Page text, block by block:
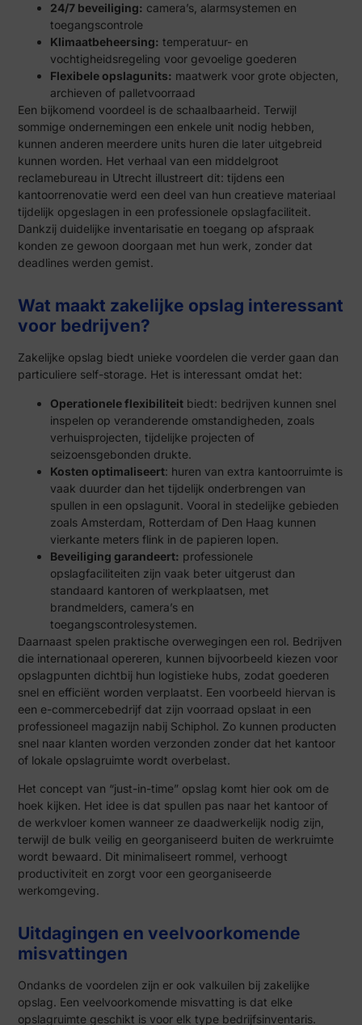
24/7 beveiliging: camera’s, alarmsystemen en
toegangscontrole
Klimaatbeheersing: temperatuur- en
vochtigheidsregeling voor gevoelige goederen
Flexibele opslagunits: maatwerk voor grote objecten,
archieven of palletvoorraad
Een bijkomend voordeel is de schaalbaarheid. Terwijl
sommige ondernemingen een enkele unit nodig hebben,
kunnen anderen meerdere units huren die later uitgebreid
kunnen worden. Het verhaal van een middelgroot
reclamebureau in Utrecht illustreert dit: tijdens een
kantoorrenovatie werd een deel van hun creatieve materiaal
tijdelijk opgeslagen in een professionele opslagfaciliteit.
Dankzij duidelijke inventarisatie en toegang op afspraak
konden ze gewoon doorgaan met hun werk, zonder dat
deadlines werden gemist.
Wat maakt zakelijke opslag interessant
voor bedrijven?
Zakelijke opslag biedt unieke voordelen die verder gaan dan
particuliere self-storage. Het is interessant omdat het:
Operationele flexibiliteit biedt: bedrijven kunnen snel
inspelen op veranderende omstandigheden, zoals
verhuisprojecten, tijdelijke projecten of
seizoensgebonden drukte.
Kosten optimaliseert: huren van extra kantoorruimte is
vaak duurder dan het tijdelijk onderbrengen van
spullen in een opslagunit. Vooral in stedelijke gebieden
zoals Amsterdam, Rotterdam of Den Haag kunnen
vierkante meters flink in de papieren lopen.
Beveiliging garandeert: professionele
opslagfaciliteiten zijn vaak beter uitgerust dan
standaard kantoren of werkplaatsen, met
brandmelders, camera’s en
toegangscontrolesystemen.
Daarnaast spelen praktische overwegingen een rol. Bedrijven
die internationaal opereren, kunnen bijvoorbeeld kiezen voor
opslagpunten dichtbij hun logistieke hubs, zodat goederen
snel en efficiënt worden verplaatst. Een voorbeeld hiervan is
een e-commercebedrijf dat zijn voorraad opslaat in een
professioneel magazijn nabij Schiphol. Zo kunnen producten
snel naar klanten worden verzonden zonder dat het kantoor
of lokale opslagruimte wordt overbelast.
Het concept van “just-in-time” opslag komt hier ook om de
hoek kijken. Het idee is dat spullen pas naar het kantoor of
de werkvloer komen wanneer ze daadwerkelijk nodig zijn,
terwijl de bulk veilig en georganiseerd buiten de werkruimte
wordt bewaard. Dit minimaliseert rommel, verhoogt
productiviteit en zorgt voor een georganiseerde
werkomgeving.
Uitdagingen en veelvoorkomende
misvattingen
Ondanks de voordelen zijn er ook valkuilen bij zakelijke
opslag. Een veelvoorkomende misvatting is dat elke
opslagruimte geschikt is voor elk type bedrijfsinventaris.